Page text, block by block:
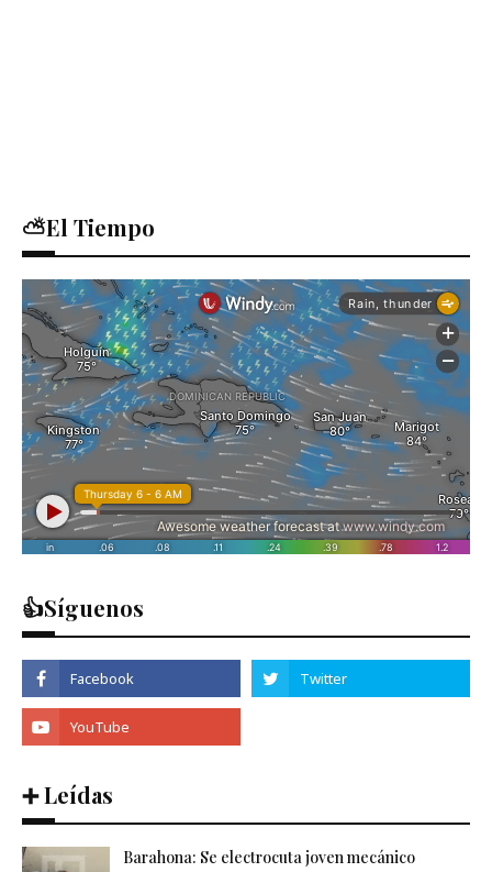
⛅El Tiempo
👍Síguenos
➕ Leídas
Barahona: Se electrocuta joven mecánico